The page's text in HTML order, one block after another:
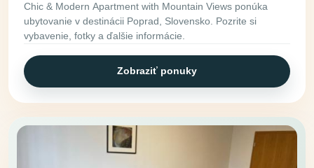
Chic & Modern Apartment with Mountain Views ponúka
ubytovanie v destinácii Poprad, Slovensko. Pozrite si
vybavenie, fotky a ďalšie informácie.
Zobraziť ponuky